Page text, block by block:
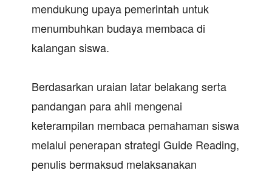
mendukung upaya pemerintah untuk
menumbuhkan budaya membaca di
kalangan siswa.
Berdasarkan uraian latar belakang serta
pandangan para ahli mengenai
keterampilan membaca pemahaman siswa
melalui penerapan strategi Guide Reading,
penulis bermaksud melaksanakan